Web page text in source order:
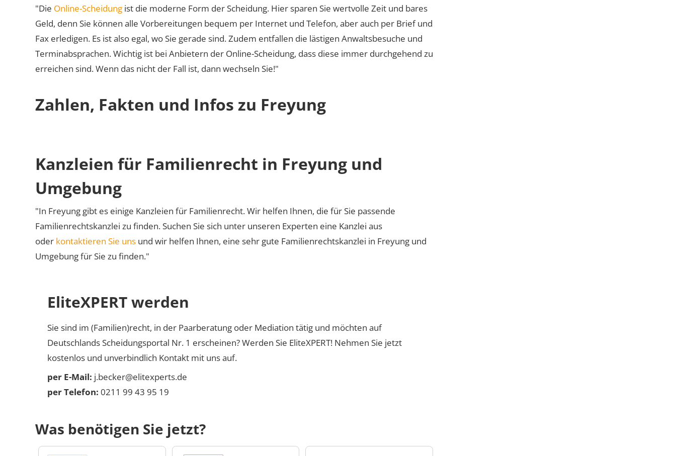
"Die Online-Scheidung ist die moderne Form der Scheidung. Hier sparen Sie wertvolle Zeit und bares
Geld, denn Sie können alle Vorbereitungen bequem per Internet und Telefon, aber auch per Brief und
Fax erledigen. Es ist also egal, wo Sie gerade sind. Zudem entfallen die lästigen Anwaltsbesuche und
Terminabsprachen. Wichtig ist bei Anbietern der Online-Scheidung, dass diese immer durchgehend zu
erreichen sind. Wenn das nicht der Fall ist, dann wechseln Sie!"
Zahlen, Fakten und Infos zu Freyung
Kanzleien für Familienrecht in Freyung und
Umgebung
"In Freyung gibt es einige Kanzleien für Familienrecht. Wir helfen Ihnen, die für Sie passende
Familienrechtskanzlei zu finden. Suchen Sie sich unter unseren Experten eine Kanzlei aus
oder kontaktieren Sie uns und wir helfen Ihnen, eine sehr gute Familienrechtskanzlei in Freyung und
Umgebung für Sie zu finden."
EliteXPERT werden
Sie sind im (Familien)recht, in der Paarberatung oder Mediation tätig und möchten auf
Deutschlands Scheidungsportal Nr. 1 erscheinen? Werden Sie EliteXPERT! Nehmen Sie jetzt
kostenlos und unverbindlich Kontakt mit uns auf.
per E-Mail: j.becker@elitexperts.de
per Telefon: 0211 99 43 95 19
Was benötigen Sie jetzt?